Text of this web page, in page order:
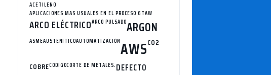
ACETILENO
APLICACIONES MAS USUALES EN EL PROCESO GTAW
ARCO ELÉCTRICOARCO PULSADOARGON
ASMEAUSTENITICOAUTOMATIZACIÓNAWSCO2
COBRECODIGOCORTE DE METALES.DEFECTO